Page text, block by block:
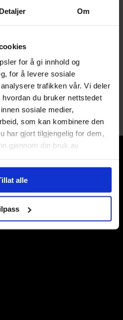
Detaljer Om
for å gi innhold og
for å levere sosiale
trafikken vår. Vi deler
du bruker nettstedet
sosiale medier,
som kan kombinere den
har gjort tilgjengelig for dem,
gjennom din bruk av
alle
Spillekort, Disney
Engelsk